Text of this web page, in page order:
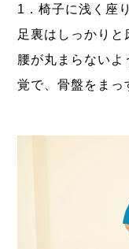
1．椅子に浅く座
足裏はしっかりと
腰が丸まらない
覚で、骨盤をまっ